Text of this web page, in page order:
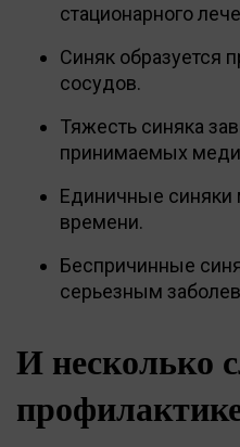
стационарного
Синяк образуется
сосудов.
Тяжесть синяка
принимаемых
Единичные синяки
времени.
Беспричинные
серьезным
И несколько